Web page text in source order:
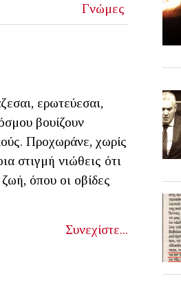
Γνώμες
ερωτεύεσαι,
βουίζουν
Προχωράνε, χωρίς
στιγμή νιώθεις ότι
όπου οι οβίδες
Συνεχίστε...